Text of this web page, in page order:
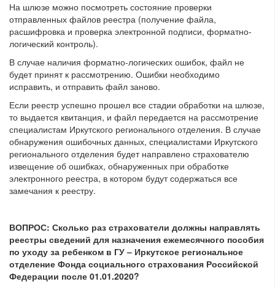
На шлюзе можно посмотреть состояние проверки
отправленных файлов реестра (получение файла,
расшифровка и проверка электронной подписи, форматно-
логический контроль).
В случае наличия форматно-логических ошибок, файл не
будет принят к рассмотрению. Ошибки необходимо
исправить, и отправить файл заново.
Если реестр успешно прошел все стадии обработки на шлюзе,
то выдается квитанция, и файл передается на рассмотрение
специалистам Иркутского регионального отделения. В случае
обнаружения ошибочных данных, специалистами Иркутского
регионального отделения будет направлено страхователю
извещение об ошибках, обнаруженных при обработке
электронного реестра, в котором будут содержаться все
замечания к реестру.
ВОПРОС: Сколько раз страхователи должны направлять
реестры сведений для назначения ежемесячного пособия
по уходу за ребенком в ГУ – Иркутское региональное
отделение Фонда социального страхования Российской
Федерации после 01.01.2020?